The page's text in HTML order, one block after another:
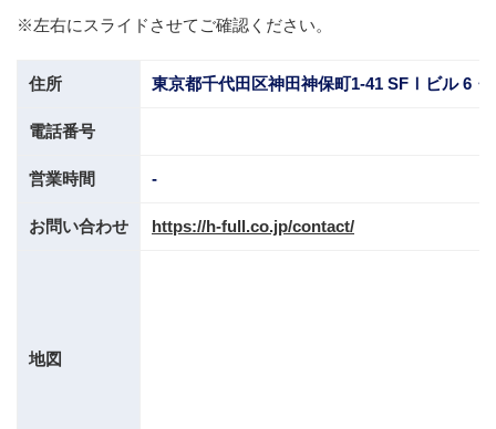
※左右にスライドさせてご確認ください。
住所 東京都千代田区神田神保町1-41 SFⅠビル 6・
電話番号
営業時間 -
お問い合わせ https://h-full.co.jp/contact/
地図